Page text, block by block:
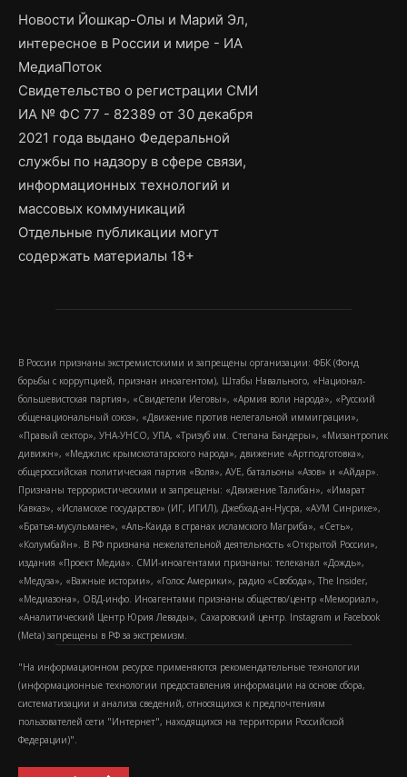
Новости Йошкар-Олы и Марий Эл,
интересное в России и мире - ИА
МедиаПоток
Свидетельство о регистрации СМИ
ИА № ФС 77 - 82389 от 30 декабря
2021 года выдано Федеральной
службы по надзору в сфере связи,
информационных технологий и
массовых коммуникаций
Отдельные публикации могут
содержать материалы 18+
В России признаны экстремистскими и запрещены организации: ФБК (Фонд
борьбы с коррупцией, признан иноагентом), Штабы Навального, «Национал-
большевистская партия», «Свидетели Иеговы», «Армия воли народа», «Русский
общенациональный союз», «Движение против нелегальной иммиграции»,
«Правый сектор», УНА-УНСО, УПА, «Тризуб им. Степана Бандеры», «Мизантропик
дивижн», «Меджлис крымскотатарского народа», движение «Артподготовка»,
общероссийская политическая партия «Воля», АУЕ, батальоны «Азов» и «Айдар».
Признаны террористическими и запрещены: «Движение Талибан», «Имарат
Кавказ», «Исламское государство» (ИГ, ИГИЛ), Джебхад-ан-Нусра, «АУМ Синрике»,
«Братья-мусульмане», «Аль-Каида в странах исламского Магриба», «Сеть»,
«Колумбайн». В РФ признана нежелательной деятельность «Открытой России»,
издания «Проект Медиа». СМИ-иноагентами признаны: телеканал «Дождь»,
«Медуза», «Важные истории», «Голос Америки», радио «Свобода», The Insider,
«Медиазона», ОВД-инфо. Иноагентами признаны общество/центр «Мемориал»,
«Аналитический Центр Юрия Левады», Сахаровский центр. Instagram и Facebook
(Metа) запрещены в РФ за экстремизм.
"На информационном ресурсе применяются рекомендательные технологии
(информационные технологии предоставления информации на основе сбора,
систематизации и анализа сведений, относящихся к предпочтениям
пользователей сети "Интернет", находящихся на территории Российской
Федерации)".